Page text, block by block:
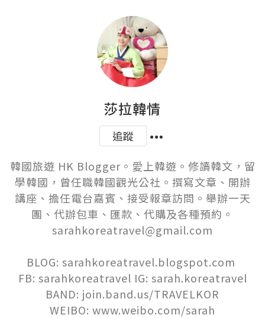
莎拉韓情
追蹤
韓國旅遊 HK Blogger。愛上韓遊。修讀韓文，留
學韓國，曾任職韓國觀光公社。撰寫文章、開辦
講座、擔任電台嘉賓、接受報章訪問。舉辦一天
團、代辦包車、匯款、代購及各種預約。
sarahkoreatravel@gmail.com
BLOG: sarahkoreatravel.blogspot.com
FB: sarahkoreatravel IG: sarah.koreatravel
BAND: join.band.us/TRAVELKOR
WEIBO: www.weibo.com/sarah